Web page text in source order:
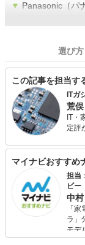
▼ Panasonic（パ
選び方
この記事を担当す
ITガ
荒
IT・
定評
るの
てし
マイナビおすすめ
担当
ビー
中
「
ラ」
モデ
ムを